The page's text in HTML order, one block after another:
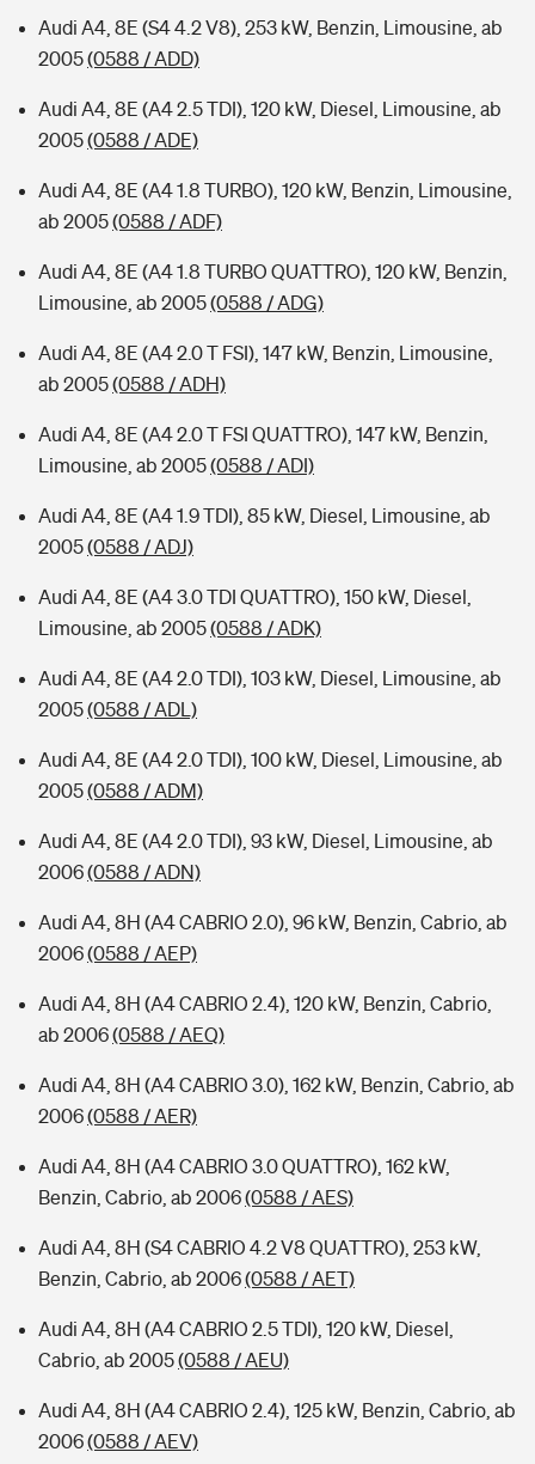
Audi A4, 8E (S4 4.2 V8), 253 kW, Benzin, Limousine, ab
2005(0588 / ADD)
Audi A4, 8E (A4 2.5 TDI), 120 kW, Diesel, Limousine, ab
2005(0588 / ADE)
Audi A4, 8E (A4 1.8 TURBO), 120 kW, Benzin, Limousine,
ab 2005(0588 / ADF)
Audi A4, 8E (A4 1.8 TURBO QUATTRO), 120 kW, Benzin,
Limousine, ab 2005(0588 / ADG)
Audi A4, 8E (A4 2.0 T FSI), 147 kW, Benzin, Limousine,
ab 2005(0588 / ADH)
Audi A4, 8E (A4 2.0 T FSI QUATTRO), 147 kW, Benzin,
Limousine, ab 2005(0588 / ADI)
Audi A4, 8E (A4 1.9 TDI), 85 kW, Diesel, Limousine, ab
2005(0588 / ADJ)
Audi A4, 8E (A4 3.0 TDI QUATTRO), 150 kW, Diesel,
Limousine, ab 2005(0588 / ADK)
Audi A4, 8E (A4 2.0 TDI), 103 kW, Diesel, Limousine, ab
2005(0588 / ADL)
Audi A4, 8E (A4 2.0 TDI), 100 kW, Diesel, Limousine, ab
2005(0588 / ADM)
Audi A4, 8E (A4 2.0 TDI), 93 kW, Diesel, Limousine, ab
2006(0588 / ADN)
Audi A4, 8H (A4 CABRIO 2.0), 96 kW, Benzin, Cabrio, ab
2006(0588 / AEP)
Audi A4, 8H (A4 CABRIO 2.4), 120 kW, Benzin, Cabrio,
ab 2006(0588 / AEQ)
Audi A4, 8H (A4 CABRIO 3.0), 162 kW, Benzin, Cabrio, ab
2006(0588 / AER)
Audi A4, 8H (A4 CABRIO 3.0 QUATTRO), 162 kW,
Benzin, Cabrio, ab 2006(0588 / AES)
Audi A4, 8H (S4 CABRIO 4.2 V8 QUATTRO), 253 kW,
Benzin, Cabrio, ab 2006(0588 / AET)
Audi A4, 8H (A4 CABRIO 2.5 TDI), 120 kW, Diesel,
Cabrio, ab 2005(0588 / AEU)
Audi A4, 8H (A4 CABRIO 2.4), 125 kW, Benzin, Cabrio, ab
2006(0588 / AEV)